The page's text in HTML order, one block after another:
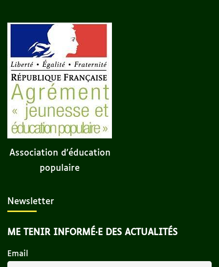
Association d'éducation
populaire
Newsletter
ME TENIR INFORMÉ·E DES ACTUALITÉS
Email